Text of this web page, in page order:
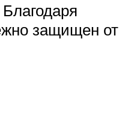
защищен от